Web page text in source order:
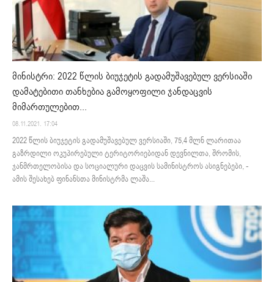
მინისტრი: 2022 წლის ბიუჯეტის გადამუშავებულ ვერსიაში
დამატებითი თანხებია გამოყოფილი ჯანდაცვის
მიმართულებით...
08.11.2021. 17:04
2022 წლის ბიუჯეტის გადამუშავებულ ვერსიაში, 75,4 მლნ ლარითაა
გაზრდილი ოკუპირებული ტერიტორიებიდან დევნილთა, შრომის,
ჯანმრთელობისა და სოციალური დაცვის სამინისტროს ასიგნებები, -
ამის შესახებ ფინანსთა მინისტრმა ლაშა...